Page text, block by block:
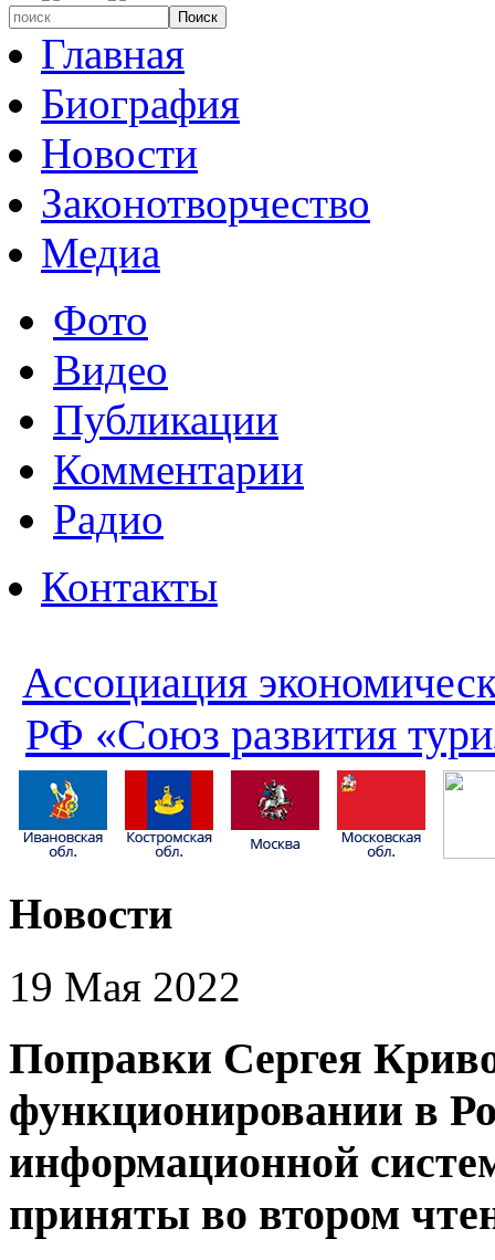
Поиск
Главная
Биография
Новости
Законотворчество
Медиа
Фото
Видео
Публикации
Комментарии
Радио
Контакты
Ассоциация
РФ «Союз развития
Новости
19 Мая 2022
Поправки Сергея
функционировании в
информационной
приняты во втором